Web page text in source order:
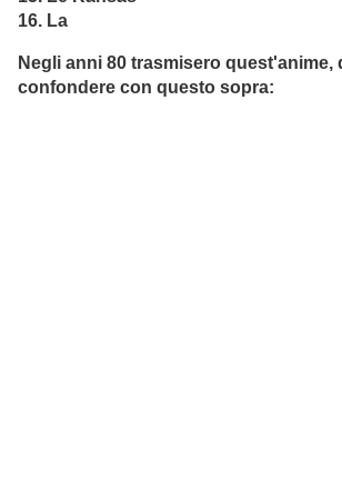
16. La
Negli anni 80 trasmisero quest'anime,
confondere con questo sopra: